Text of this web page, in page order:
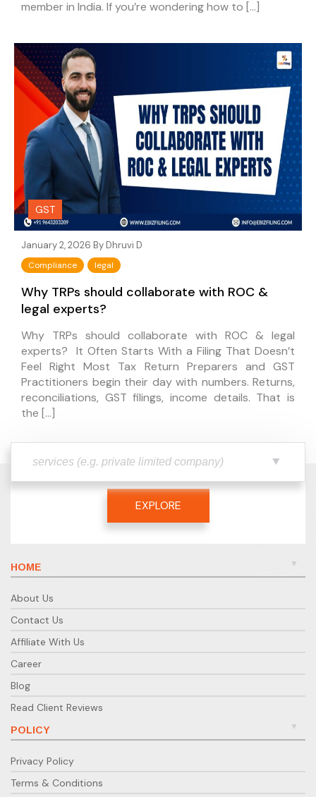
member in India. If you’re wondering how to […]
GST
January 2, 2026 By Dhruvi D
Compliance legal
Why TRPs should collaborate with ROC &
legal experts?
Why TRPs should collaborate with ROC & legal
experts? It Often Starts With a Filing That Doesn’t
Feel Right Most Tax Return Preparers and GST
Practitioners begin their day with numbers. Returns,
reconciliations, GST filings, income details. That is
the […]
EXPLORE
HOME
About Us
Contact Us
Affiliate With Us
Career
Blog
Read Client Reviews
POLICY
Privacy Policy
Terms & Conditions